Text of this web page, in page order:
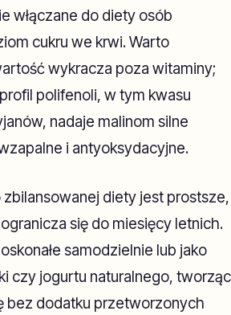
włączane do diety osób
cukru we krwi. Warto
wykracza poza witaminy;
polifenoli, w tym kwasu
nadaje malinom silne
i antyoksydacyjne.
zbilansowanej diety jest prostsze,
się do miesięcy letnich.
samodzielnie lub jako
czy jogurtu naturalnego, tworząc
bez dodatku przetworzonych